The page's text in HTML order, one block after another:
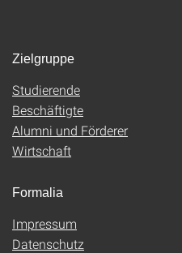
Zielgruppe
Studierende
Beschäftigte
Alumni und Förderer
Wirtschaft
Formalia
Impressum
Datenschutz